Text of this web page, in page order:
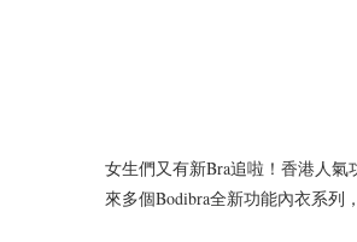
女生們又有新Bra追啦！香港人氣
來多個Bodibra全新功能內衣系列